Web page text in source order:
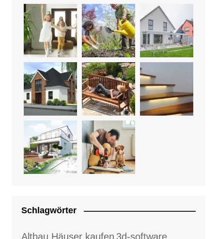
Schlagwörter
Altbau Häuser kaufen 3d-software